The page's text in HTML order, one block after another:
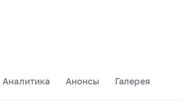
Сообщить о росте
Аналитика Анонсы Галерея